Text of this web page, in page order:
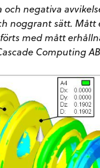
och negativa
noggrant sätt. Mått
med mått
Computing